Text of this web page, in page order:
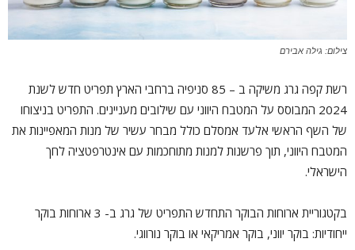
צילום: גילה אבירם
רשת קפה גרג משיקה ב – 85 סניפיה ברחבי הארץ תפריט חדש לשנת
2024 המבוסס על המטבח היווני עם שילובים מעניינים. התפריט בניצוחו
של השף הראשי אלעד אמסלם כולל מבחר עשיר של מנות המאפיינות את
המטבח היווני, תוך פרשנות למנות מתוחכמות עם אינטרפטציה לחך
הישראלי.
בקטגוריית ארוחות הבוקר התחדש התפריט של גרג ב- 3 ארוחות בוקר
ייחודיות: בוקר יווני, בוקר אמריקאי או בוקר נורווגי.